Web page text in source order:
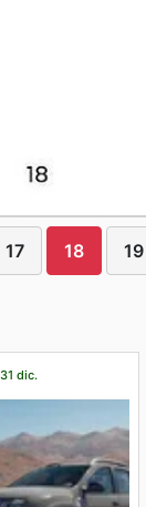
17 18 19
dic.